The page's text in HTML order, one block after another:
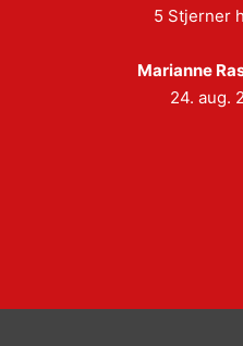
5 Stjerner
Marianne
24. aug.